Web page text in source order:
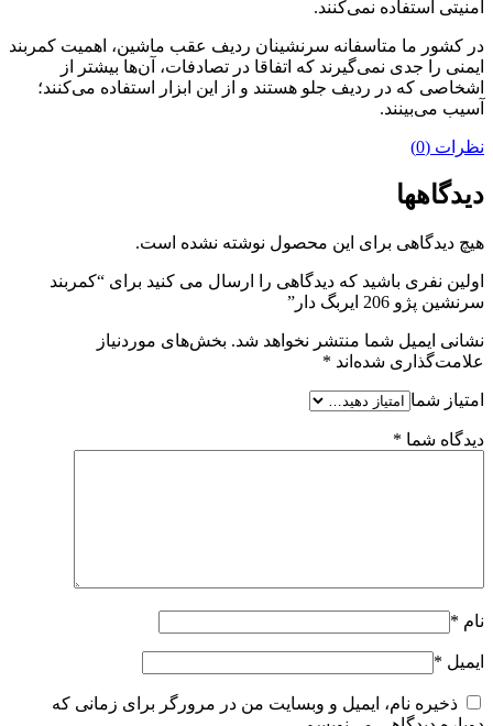
امنیتی استفاده نمی‌کنند.
در کشور ما متاسفانه سرنشینان ردیف عقب ماشین، اهمیت کمربند
ایمنی را جدی نمی‌گیرند که اتفاقا در تصادفات، آن‌ها بیشتر از
اشخاصی که در ردیف جلو هستند و از این ابزار استفاده می‌کنند؛
آسیب می‌بینند.
نظرات (0)
دیدگاهها
هیچ دیدگاهی برای این محصول نوشته نشده است.
اولین نفری باشید که دیدگاهی را ارسال می کنید برای “کمربند
سرنشین پژو 206 ایربگ دار”
نشانی ایمیل شما منتشر نخواهد شد. بخش‌های موردنیاز
علامت‌گذاری شده‌اند *
امتیاز شما
دیدگاه شما *
نام *
ایمیل *
ذخیره نام، ایمیل و وبسایت من در مرورگر برای زمانی که